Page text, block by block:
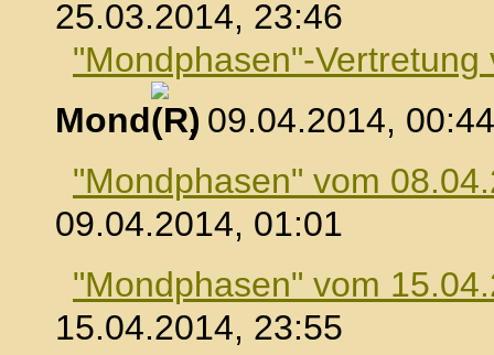
25.03.2014, 23:46
"Mondphasen"-
Mond
, 09.04.2014, 00:44
"Mondphasen" vom
09.04.2014, 01:01
"Mondphasen" vom
15.04.2014, 23:55